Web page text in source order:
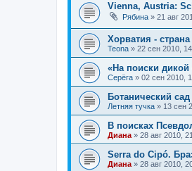
Vienna, Austria:
Рябина » 21 авг
Хорватия -
Teona » 22 сен 2010,
«На поиски дикой
Серёга » 02 сен 2010,
Ботанический
Летняя тучка » 13 сен
В поисках
Диана » 28 авг 2010,
Serra do Cipó.
Диана » 28 авг 2010,